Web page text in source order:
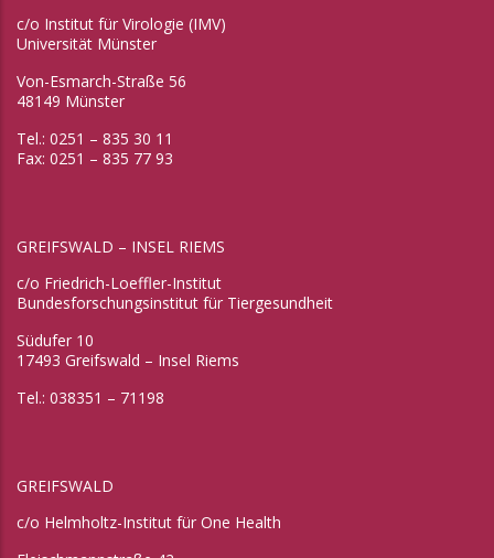
c/o Institut für Virologie (IMV)
Universität Münster
Von-Esmarch-Straße 56
48149 Münster
Tel.: 0251 – 835 30 11
Fax: 0251 – 835 77 93
GREIFSWALD – INSEL RIEMS
c/o Friedrich-Loeffler-Institut
Bundesforschungsinstitut für Tiergesundheit
Südufer 10
17493 Greifswald – Insel Riems
Tel.: 038351 – 71198
GREIFSWALD
c/o Helmholtz-Institut für One Health